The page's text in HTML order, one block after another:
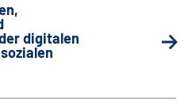
digitalen